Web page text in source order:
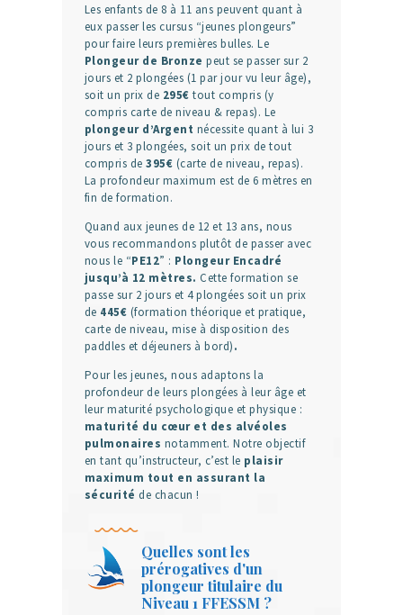
Les enfants de 8 à 11 ans peuvent quant à
eux passer les cursus “jeunes plongeurs”
pour faire leurs premières bulles. Le
Plongeur de Bronzepeut se passer sur 2
jours et 2 plongées (1 par jour vu leur âge),
soit un prix de 295€ tout compris (y
compris carte de niveau & repas). Le
plongeur d’Argent nécessite quant à lui 3
jours et 3 plongées, soit un prix de tout
compris de395€ (carte de niveau, repas).
La profondeur maximum est de 6 mètres en
fin de formation.
Quand aux jeunes de 12 et 13 ans, nous
vous recommandons plutôt de passer avec
nous le “PE12” : Plongeur Encadré
jusqu’à 12 mètres.Cette formation se
passe sur 2 jours et 4 plongées soit un prix
de 445€ (formation théorique et pratique,
carte de niveau, mise à disposition des
paddles et déjeuners à bord).
Pour les jeunes, nous adaptons la
profondeur de leurs plongées à leur âge et
leur maturité psychologique et physique :
maturité du cœur et des alvéoles
pulmonaires notamment. Notre objectif
en tant qu’instructeur, c’est le plaisir
maximum tout en assurant la
sécurité de chacun !
Quelles sont les
prérogatives d'un
plongeur titulaire du
Niveau 1 FFESSM ?